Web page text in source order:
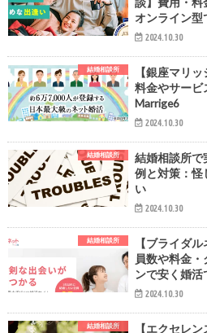
オンライン型
2024.10.30
結婚相談所
【銀座マリ
料金やサービ
Marrige6
2024.10.30
結婚相談所
結婚相談所で
例と対策：怪
い
2024.10.30
結婚相談所
【ブライダ
員数や料金
ンで安く婚活
2024.10.30
結婚相談所
【エクセレ